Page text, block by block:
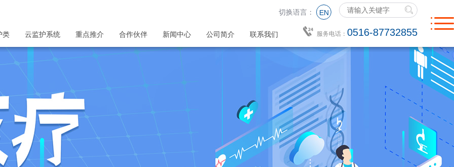
切换语言： EN
类 云监护系统 重点推介 合作伙伴 新闻中心 公司简介 联系我们 服务电话： 0516-87732855